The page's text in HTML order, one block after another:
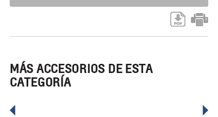
MÁS ACCESORIOS DE ESTA
CATEGORÍA